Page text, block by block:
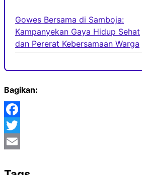
Gowes Bersama di Samboja:
Kampanyekan Gaya Hidup Sehat
dan Pererat Kebersamaan Warga
Bagikan:
Facebook
Twitter